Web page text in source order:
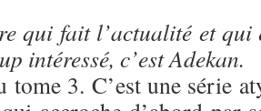
qui fait l’actualité et
intéressé, c’est Adekan.
tome 3. C’est une série